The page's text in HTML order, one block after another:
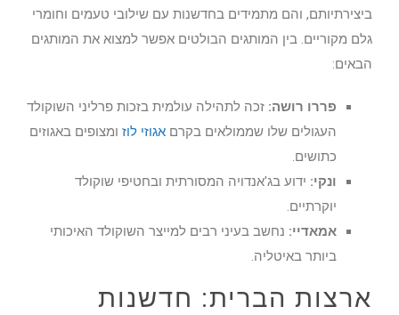
ביצירתיותם, והם מתמידים בחדשנות עם שילובי טעמים וחומרי
גלם מקוריים. בין המותגים הבולטים אפשר למצוא את המותגים
הבאים:
פררו רושה:זכה לתהילה עולמית בזכות פרליני השוקולד
העגולים שלו שממולאים בקרםאגוזי לוזומצופים באגוזים
כתושים.
ונקי:ידוע בג'אנדויה המסורתית ובחטיפי שוקולד
יוקרתיים.
אמאדיי:נחשב בעיני רבים למייצר השוקולד האיכותי
ביותר באיטליה.
ארצות הברית: חדשנות